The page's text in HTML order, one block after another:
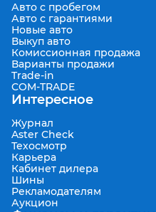
Авто с пробегом
Авто с гарантиями
Новые авто
Выкуп авто
Комиссионная продажа
Варианты продажи
Trade-in
COM-TRADE
Интересное
Журнал
Aster Check
Техосмотр
Карьера
Кабинет дилера
Шины
Рекламодателям
Аукцион